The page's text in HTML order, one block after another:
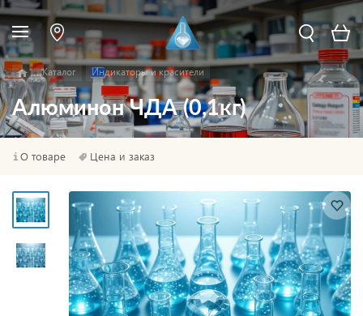
Каталог Индикаторы и красители
Алюминон ЧДА (0,1кг)
О товаре Цена и заказ